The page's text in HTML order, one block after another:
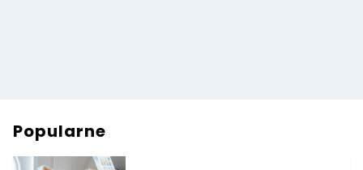
Popularne